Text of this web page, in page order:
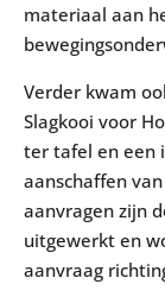
materiaal aan
Verder kwam
Slagkooi voor
ter tafel en een
aanschaffen
aanvragen zijn
uitgewerkt en
aanvraag